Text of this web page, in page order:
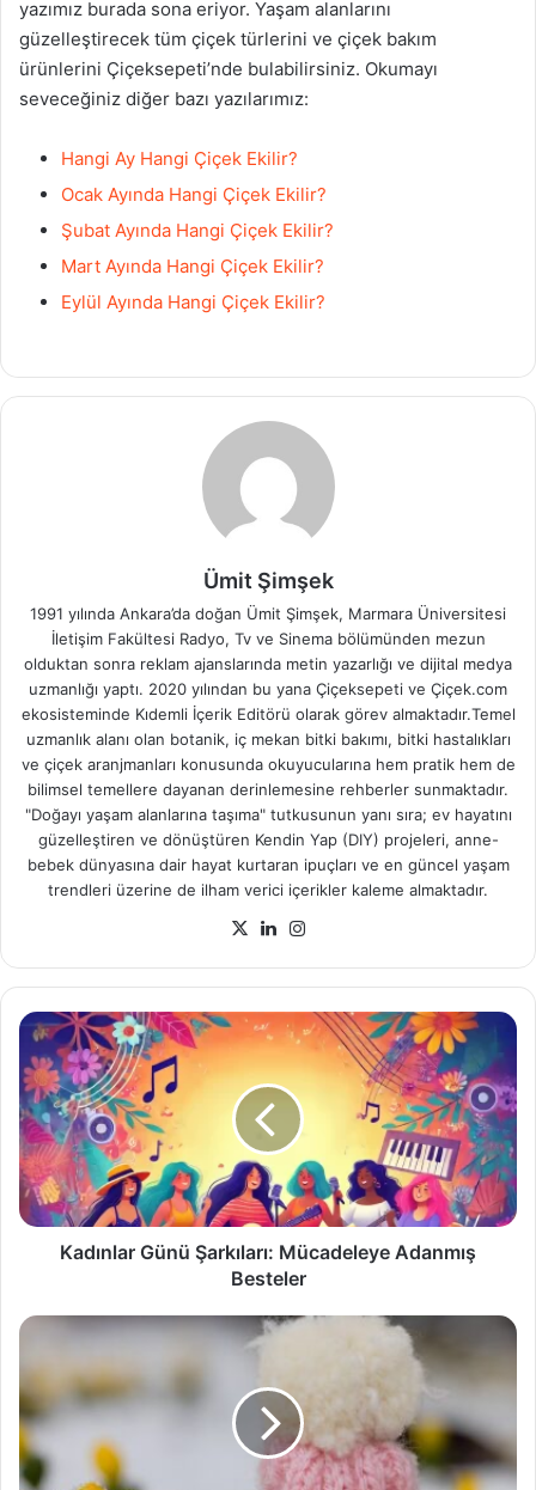
yazımız burada sona eriyor. Yaşam alanlarını
güzelleştirecek tüm çiçek türlerini ve çiçek bakım
ürünlerini Çiçeksepeti’nde bulabilirsiniz. Okumayı
seveceğiniz diğer bazı yazılarımız:
Hangi Ay Hangi Çiçek Ekilir?
Ocak Ayında Hangi Çiçek Ekilir?
Şubat Ayında Hangi Çiçek Ekilir?
Mart Ayında Hangi Çiçek Ekilir?
Eylül Ayında Hangi Çiçek Ekilir?
Ümit Şimşek
1991 yılında Ankara’da doğan Ümit Şimşek, Marmara Üniversitesi
İletişim Fakültesi Radyo, Tv ve Sinema bölümünden mezun
olduktan sonra reklam ajanslarında metin yazarlığı ve dijital medya
uzmanlığı yaptı. 2020 yılından bu yana Çiçeksepeti ve Çiçek.com
ekosisteminde Kıdemli İçerik Editörü olarak görev almaktadır.Temel
uzmanlık alanı olan botanik, iç mekan bitki bakımı, bitki hastalıkları
ve çiçek aranjmanları konusunda okuyucularına hem pratik hem de
bilimsel temellere dayanan derinlemesine rehberler sunmaktadır.
"Doğayı yaşam alanlarına taşıma" tutkusunun yanı sıra; ev hayatını
güzelleştiren ve dönüştüren Kendin Yap (DIY) projeleri, anne-
bebek dünyasına dair hayat kurtaran ipuçları ve en güncel yaşam
trendleri üzerine de ilham verici içerikler kaleme almaktadır.
X LinkedIn
Kadınlar
Günü
Şarkıları:
Mücadeleye
Adanmış
Besteler
Kadınlar Günü Şarkıları: Mücadeleye Adanmış
Besteler
Aralık
Hangi
Çiçek
Ekilir?